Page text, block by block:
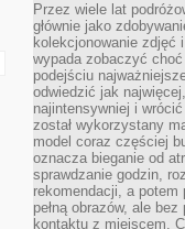
Przez wiele lat
głównie jako
kolekcjonowanie zdjęć
wypada zobaczyć
podejściu
odwiedzić jak
najintensywniej i
został wykorzystany
model coraz częściej
oznacza bieganie od
sprawdzanie godzin,
rekomendacji, a potem
pełną obrazów, ale
kontaktu z miejscem.